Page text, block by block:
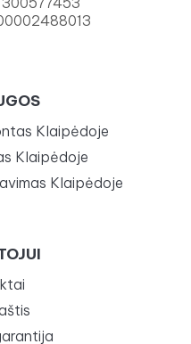
Klaipėdoje
Klaipėdoje
Klaipėdoje